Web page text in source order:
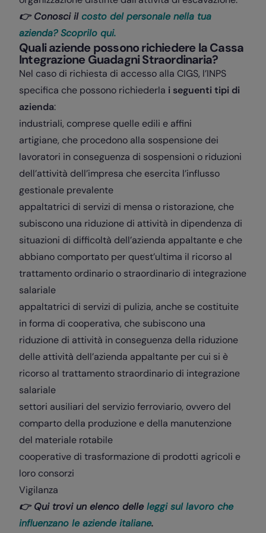
👉 Conosci ilcosto del personale nella tua
azienda? Scoprilo qui.
Quali aziende possono richiedere la Cassa
Integrazione Guadagni Straordinaria?
Nel caso di richiesta di accesso alla CIGS, l’INPS
specifica che possono richiederla i seguenti tipi di
azienda:
industriali, comprese quelle edili e affini
artigiane, che procedono alla sospensione dei
lavoratori in conseguenza di sospensioni o riduzioni
dell’attività dell’impresa che esercita l’influsso
gestionale prevalente
appaltatrici di servizi di mensa o ristorazione, che
subiscono una riduzione di attività in dipendenza di
situazioni di difficoltà dell’azienda appaltante e che
abbiano comportato per quest’ultima il ricorso al
trattamento ordinario o straordinario di integrazione
salariale
appaltatrici di servizi di pulizia, anche se costituite
in forma di cooperativa, che subiscono una
riduzione di attività in conseguenza della riduzione
delle attività dell’azienda appaltante per cui si è
ricorso al trattamento straordinario di integrazione
salariale
settori ausiliari del servizio ferroviario, ovvero del
comparto della produzione e della manutenzione
del materiale rotabile
cooperative di trasformazione di prodotti agricoli e
loro consorzi
Vigilanza
👉 Qui trovi un elenco delle leggi sul lavoro che
influenzano le aziende italiane.